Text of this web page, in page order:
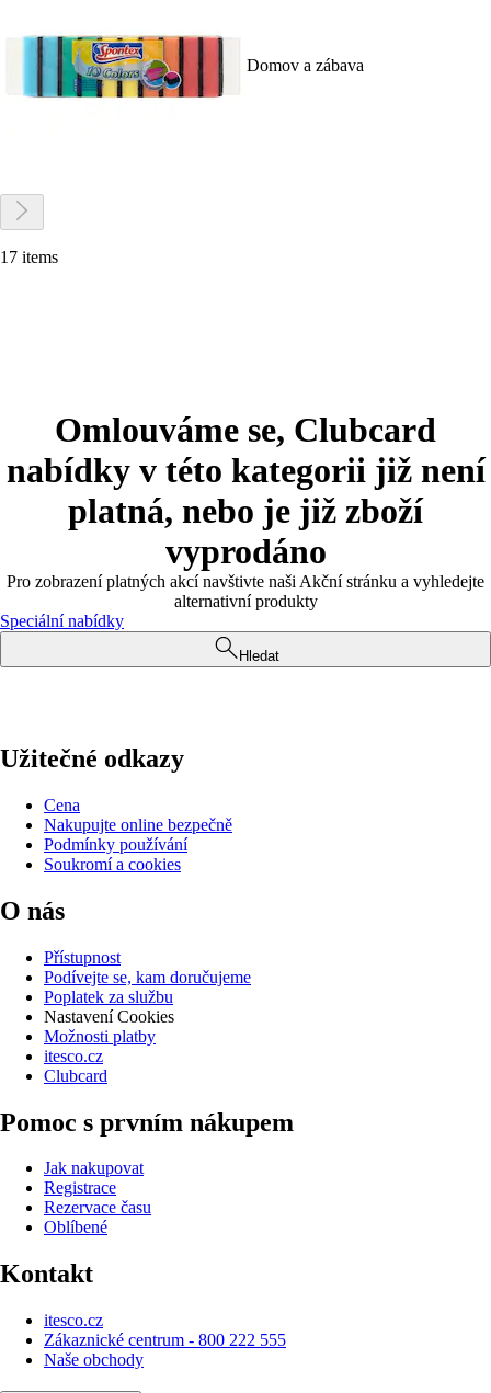
Domov a zábava
17 items
Omlouváme se, Clubcard
nabídky v této kategorii již není
platná, nebo je již zboží
vyprodáno
Pro zobrazení platných akcí navštivte naši Akční stránku a vyhledejte
alternativní produkty
Speciální nabídky
Hledat
Užitečné odkazy
Cena
Nakupujte online bezpečně
Podmínky používání
Soukromí a cookies
O nás
Přístupnost
Podívejte se, kam doručujeme
Poplatek za službu
Nastavení Cookies
Možnosti platby
itesco.cz
Clubcard
Pomoc s prvním nákupem
Jak nakupovat
Registrace
Rezervace času
Oblíbené
Kontakt
itesco.cz
Zákaznické centrum - 800 222 555
Naše obchody